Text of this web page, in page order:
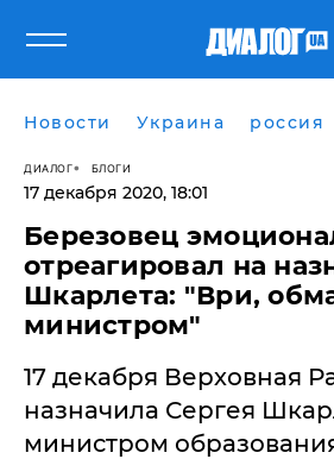
Новости Украина россия
ДИАЛОГ БЛОГИ
17 декабря 2020, 18:01
Березовец
отреагировал на
Шкарлета: "Ври,
министром"
17 декабря Верховная
назначила Сергея
министром